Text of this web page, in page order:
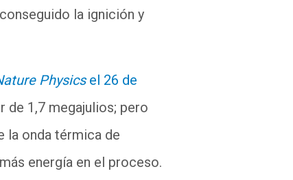
la ignición y
Physicsel 26 de
de 1,7 megajulios; pero
la onda térmica de
energía en el proceso.